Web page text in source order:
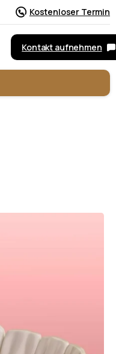
Kostenloser Termin
Kontakt aufnehmen